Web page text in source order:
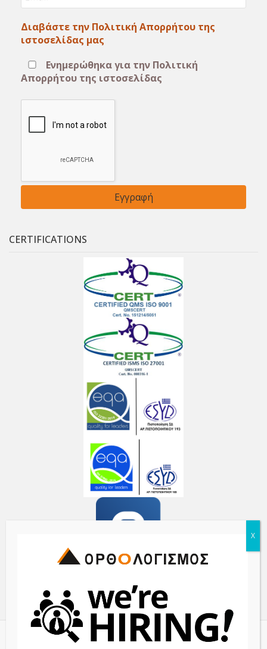
Διαβάστε την Πολιτική Απορρήτου της
ιστοσελίδας μας
Ενημερώθηκα για την Πολιτική
Απορρήτου της ιστοσελίδας
CERTIFICATIONS
© 2017 ORTHOLOGISMOS S.A. - All Rights Reserved | Powered